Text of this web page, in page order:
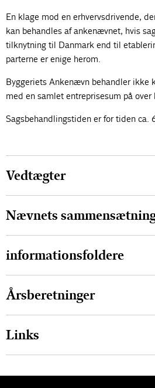
En klage mod en erhvervsdrivende,
kan behandles af ankenævnet, hvis
tilknytning til Danmark end til
parterne er enige herom.
Byggeriets Ankenævn behandler ikke
med en samlet entreprisesum på
Sagsbehandlingstiden er for tiden ca.
Vedtægter
Nævnets
informationsfoldere
Årsberetninger
Links